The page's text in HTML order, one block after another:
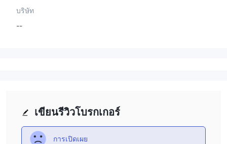
บริษัท
--
เขียนรีวิวโบรกเกอร์
การเปิดเผย